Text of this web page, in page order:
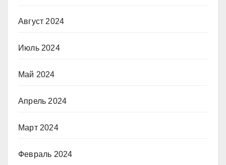
Август 2024
Июль 2024
Май 2024
Апрель 2024
Март 2024
Февраль 2024